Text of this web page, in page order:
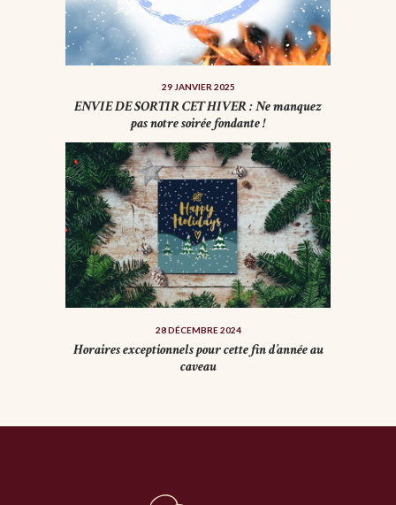
29 JANVIER 2025
ENVIE DE SORTIR CET HIVER : Ne manquez
pas notre soirée fondante !
28 DÉCEMBRE 2024
Horaires exceptionnels pour cette fin d’année au
caveau